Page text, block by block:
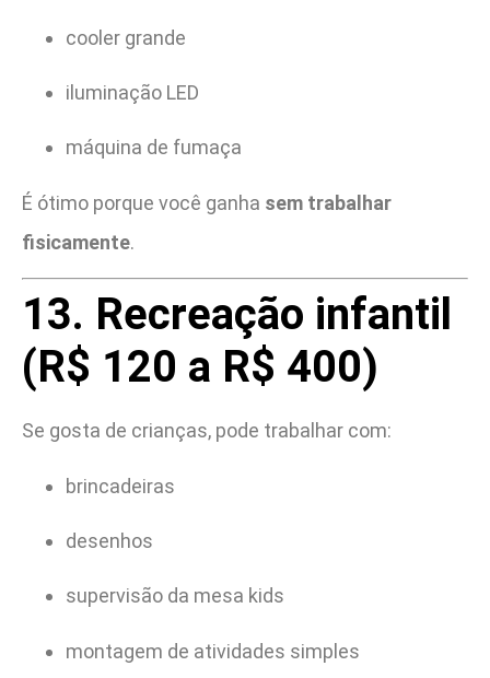
cooler grande
iluminação LED
máquina de fumaça
É ótimo porque você ganha sem trabalhar
fisicamente.
13. Recreação infantil
(R$ 120 a R$ 400)
Se gosta de crianças, pode trabalhar com:
brincadeiras
desenhos
supervisão da mesa kids
montagem de atividades simples